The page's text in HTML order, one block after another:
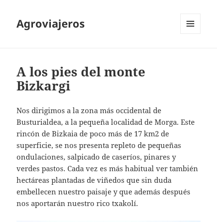
Agroviajeros
A los pies del monte
Bizkargi
Nos dirigimos a la zona más occidental de
Busturialdea, a la pequeña localidad de Morga. Este
rincón de Bizkaia de poco más de 17 km2 de
superficie, se nos presenta repleto de pequeñas
ondulaciones, salpicado de caseríos, pinares y
verdes pastos. Cada vez es más habitual ver también
hectáreas plantadas de viñedos que sin duda
embellecen nuestro paisaje y que además después
nos aportarán nuestro rico txakolí.